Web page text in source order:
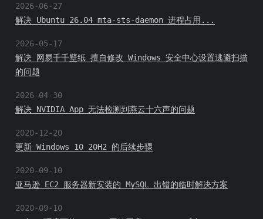
2026-06-27
解决 Ubuntu 26.04 mta-sts-daemon 进程占用...
2026-05-17
解决 网易千千壁纸 擅自修改 Windows 安全中心设置逃避扫描
的问题
2026-04-30
解决 NVIDIA App 无法检测到燕云十六声的问题
2020-12-20
更新 Windows 10 20H2 的后续步骤
2020-09-10
亚马逊 EC2 服务器新安装的 MySQL 出错的临时解决方案
2020-09-10